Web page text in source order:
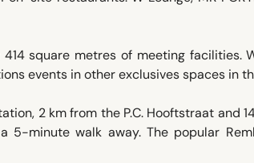
square metres of meeting facilities.
events in other exclusives spaces in
2 km from the P.C. Hooftstraat and
minute walk away. The popular